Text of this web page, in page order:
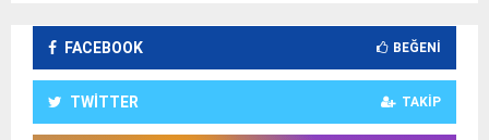
FACEBOOK BEĞENI
TWITTER TAKIP